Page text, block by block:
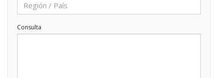
Consulta